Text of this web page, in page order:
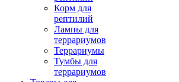
Корм для
рептилий
Лампы для
террариумов
Террариумы
Тумбы для
террариумов